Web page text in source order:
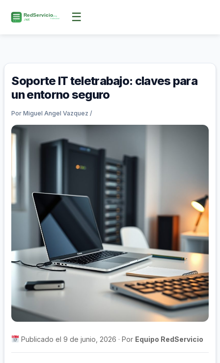
☰
Soporte IT teletrabajo: claves para
un entorno seguro
PorMiguel Angel Vazquez/
Publicado el 9 de junio, 2026 · Por Equipo RedServicio